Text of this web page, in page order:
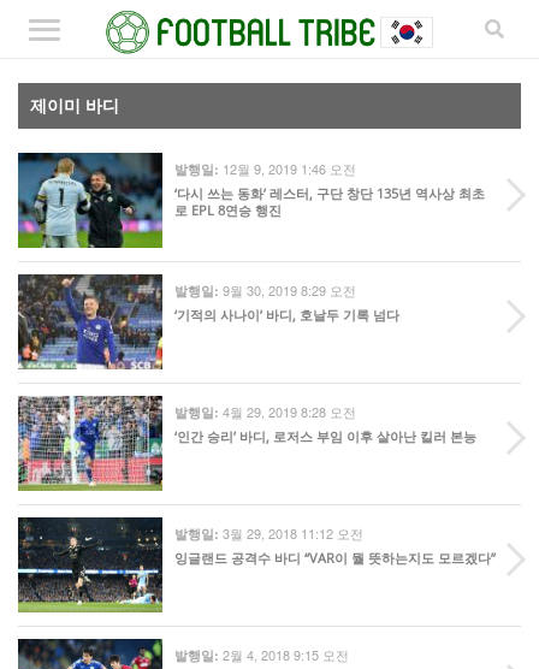
제이미 바디
발행일: 12월 9, 2019 1:46 오전
‘다시 쓰는 동화’ 레스터, 구단 창단 135년 역사상 최초
로 EPL 8연승 행진
발행일: 9월 30, 2019 8:29 오전
‘기적의 사나이’ 바디, 호날두 기록 넘다
발행일: 4월 29, 2019 8:28 오전
‘인간 승리’ 바디, 로저스 부임 이후 살아난 킬러 본능
발행일: 3월 29, 2018 11:12 오전
잉글랜드 공격수 바디 “VAR이 뭘 뜻하는지도 모르겠다”
발행일: 2월 4, 2018 9:15 오전